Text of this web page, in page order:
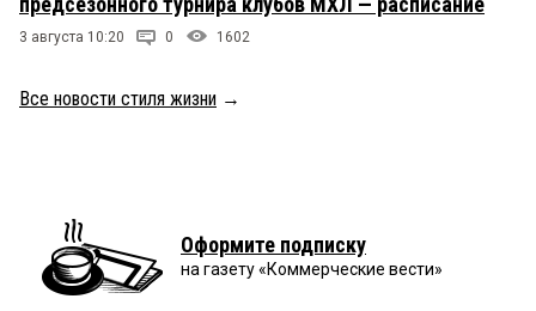
3 августа 10:20 0 1602
Все новости стиля жизни →
Оформите подписку
на газету «Коммерческие вести»